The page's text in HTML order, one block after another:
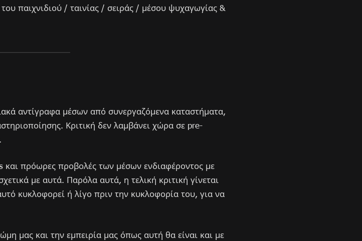
παιχνιδιού / ταινίας / σειράς / μέσου ψυχαγωγίας &
αντίγραφα μέσων από συνεργαζόμενα καταστήματα,
Κριτική δεν λαμβάνει χώρα σε pre-
και πρόωρες προβολές των μέσων ενδιαφέροντος με
με αυτά. Παρόλα αυτά, η τελική κριτική γίνεται
κυκλοφορεί ή λίγο πριν την κυκλοφορία του, για να
μας και την εμπειρία μας όπως αυτή θα είναι και με